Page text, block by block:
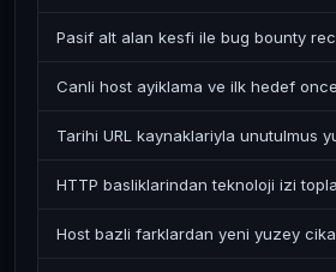
Pasif alt alan kesfi ile bug bounty
Canli host ayiklama ve ilk hedef
Tarihi URL kaynaklariyla unutulmus
HTTP basliklarindan teknoloji izi
Host bazli farklardan yeni yuzey